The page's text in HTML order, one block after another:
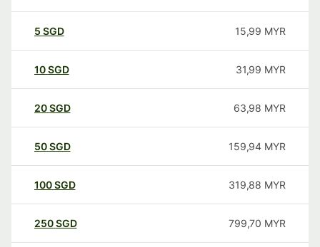
5 SGD 15,99 MYR
10SGD 31,99 MYR
20SGD 63,98 MYR
50SGD 159,94 MYR
100SGD 319,88 MYR
250SGD 799,70 MYR